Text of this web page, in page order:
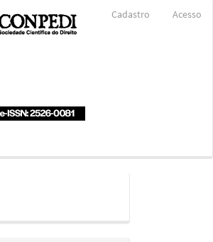
Cadastro Acesso